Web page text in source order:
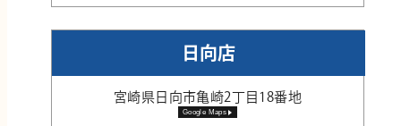
日向店
宮崎県日向市亀崎2丁目18番地
Google Maps